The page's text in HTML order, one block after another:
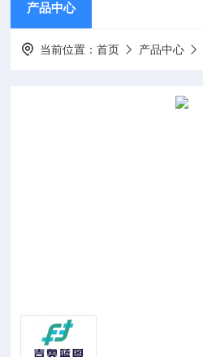
产品中心
当前位置：首页 产品中心